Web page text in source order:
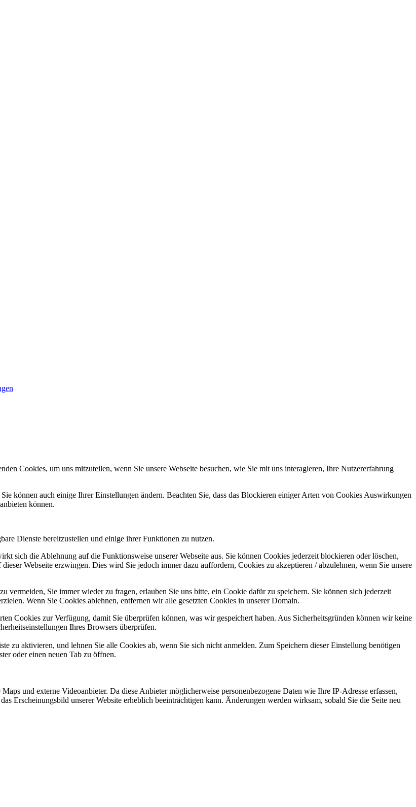
Cookies, um uns mitzuteilen, wenn Sie unsere Webseite besuchen, wie Sie mit uns interagieren, Ihre Nutzererfahrung
können auch einige Ihrer Einstellungen ändern. Beachten Sie, dass das Blockieren einiger Arten von Cookies Auswirkungen
können.
Dienste bereitzustellen und einige ihrer Funktionen zu nutzen.
sich die Ablehnung auf die Funktionsweise unserer Webseite aus. Sie können Cookies jederzeit blockieren oder löschen,
Webseite erzwingen. Dies wird Sie jedoch immer dazu auffordern, Cookies zu akzeptieren / abzulehnen, wenn Sie unsere
vermeiden, Sie immer wieder zu fragen, erlauben Sie uns bitte, ein Cookie dafür zu speichern. Sie können sich jederzeit
Wenn Sie Cookies ablehnen, entfernen wir alle gesetzten Cookies in unserer Domain.
Cookies zur Verfügung, damit Sie überprüfen können, was wir gespeichert haben. Aus Sicherheitsgründen können wir keine
Ihres Browsers überprüfen.
zu aktivieren, und lehnen Sie alle Cookies ab, wenn Sie sich nicht anmelden. Zum Speichern dieser Einstellung benötigen
oder einen neuen Tab zu öffnen.
und externe Videoanbieter. Da diese Anbieter möglicherweise personenbezogene Daten wie Ihre IP-Adresse erfassen,
Erscheinungsbild unserer Website erheblich beeinträchtigen kann. Änderungen werden wirksam, sobald Sie die Seite neu